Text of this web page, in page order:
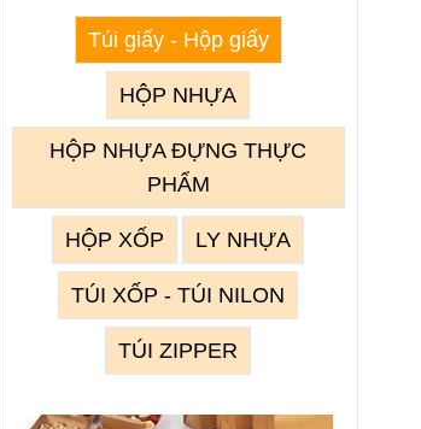
Túi giấy - Hộp giấy
HỘP NHỰA
HỘP NHỰA ĐỰNG THỰC
PHẨM
HỘP XỐP LY NHỰA
TÚI XỐP - TÚI NILON
TÚI ZIPPER